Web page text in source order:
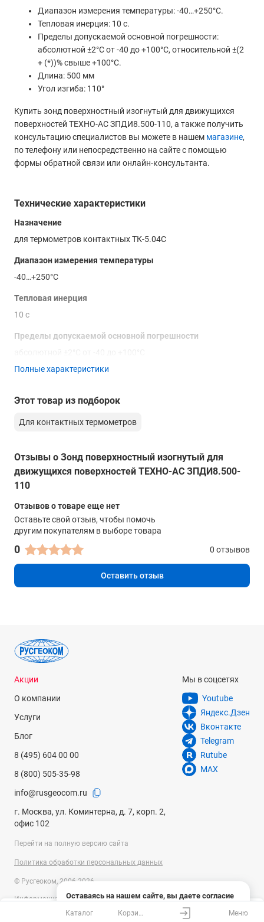
Диапазон измерения температуры: -40…+250°С.
Тепловая инерция: 10 с.
Пределы допускаемой основной погрешности:
абсолютной ±2°С от -40 до +100°С, относительной ±(2
+ (*))% свыше +100°С.
Длина: 500 мм
Угол изгиба: 110°
Купить зонд поверхностный изогнутый для движущихся
поверхностей ТЕХНО-АС ЗПДИ8.500-110, а также получить
консультацию специалистов вы можете в нашем магазине,
по телефону или непосредственно на сайте с помощью
формы обратной связи или онлайн-консультанта.
Технические характеристики
Назначение
для термометров контактных ТК-5.04С
Диапазон измерения температуры
-40…+250°С
Тепловая инерция
10 с
Пределы допускаемой основной погрешности
относительной ±(2 + (*))% свыше +100°С
Длина
Полные характеристики
Этот товар из подборок
Для контактных термометров
Отзывы о Зонд поверхностный изогнутый для
движущихся поверхностей ТЕХНО-АС ЗПДИ8.500-
110
Отзывов о товаре еще нет
Оставьте свой отзыв, чтобы помочь
другим покупателям в выборе товара
0 0 отзывов
Оставить отзыв
Оставаясь на нашем сайте, вы даете согласие
на использование файлов cookies и сбор данных
системами веб-аналитики
Акции
О компании
Услуги
Блог
8 (495) 604 00 00
8 (800) 505-35-98
info@rusgeocom.ru
г. Москва, ул. Коминтерна, д. 7, корп. 2,
офис 102
Мы в соцсетях
Youtube
Яндекс.Дзен
Вконтакте
Telegram
Rutube
MAX
Перейти на полную версию сайта
Политика обработки персональных данных
© Русгеоком, 2006-2026
Информация на сайте носит справочный характер и не является
публичной офертой, определяемой положениями Статьи 437
Каталог Корзина Меню